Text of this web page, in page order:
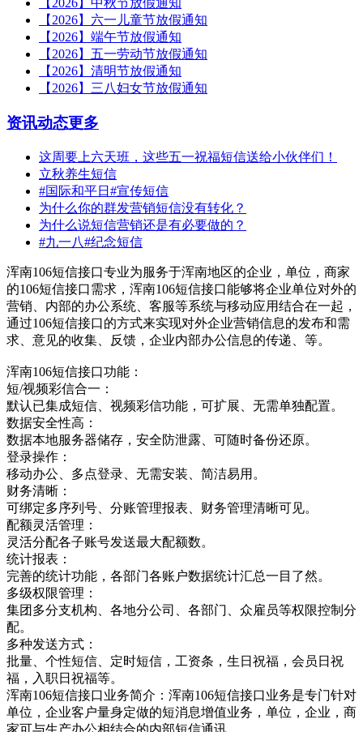
【2026】中秋节放假通知
【2026】六一儿童节放假通知
【2026】端午节放假通知
【2026】五一劳动节放假通知
【2026】清明节放假通知
【2026】三八妇女节放假通知
资讯动态更多
这周要上六天班，这些五一祝福短信送给小伙伴们！
立秋养生短信
#国际和平日#宣传短信
为什么你的群发营销短信没有转化？
为什么说短信营销还是有必要做的？
#九一八#纪念短信
浑南106短信接口专业为服务于浑南地区的企业，单位，商家
的106短信接口需求，浑南106短信接口能够将企业单位对外的
营销、内部的办公系统、客服等系统与移动应用结合在一起，
通过106短信接口的方式来实现对外企业营销信息的发布和需
求、意见的收集、反馈，企业内部办公信息的传递、等。
浑南106短信接口功能：
短/视频彩信合一：
默认已集成短信、视频彩信功能，可扩展、无需单独配置。
数据安全性高：
数据本地服务器储存，安全防泄露、可随时备份还原。
登录操作：
移动办公、多点登录、无需安装、简洁易用。
财务清晰：
可绑定多序列号、分账管理报表、财务管理清晰可见。
配额灵活管理：
灵活分配各子账号发送最大配额数。
统计报表：
完善的统计功能，各部门各账户数据统计汇总一目了然。
多级权限管理：
集团多分支机构、各地分公司、各部门、众雇员等权限控制分
配。
多种发送方式：
批量、个性短信、定时短信，工资条，生日祝福，会员日祝
福，入职日祝福等。
浑南106短信接口业务简介：浑南106短信接口业务是专门针对
单位，企业客户量身定做的短消息增值业务，单位，企业，商
家可与生产办公相结合的内部短信通讯，